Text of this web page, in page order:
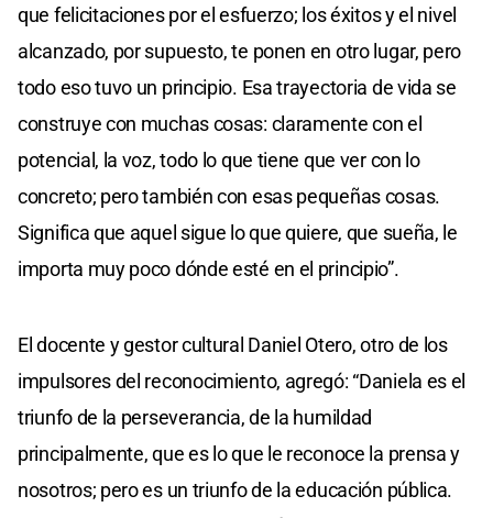
que felicitaciones por el esfuerzo; los éxitos y el nivel
alcanzado, por supuesto, te ponen en otro lugar, pero
todo eso tuvo un principio. Esa trayectoria de vida se
construye con muchas cosas: claramente con el
potencial, la voz, todo lo que tiene que ver con lo
concreto; pero también con esas pequeñas cosas.
Significa que aquel sigue lo que quiere, que sueña, le
importa muy poco dónde esté en el principio”.
El docente y gestor cultural Daniel Otero, otro de los
impulsores del reconocimiento, agregó: “Daniela es el
triunfo de la perseverancia, de la humildad
principalmente, que es lo que le reconoce la prensa y
nosotros; pero es un triunfo de la educación pública.